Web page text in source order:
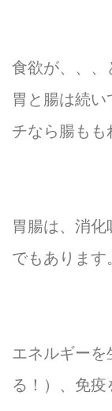
食欲が、、、
胃と腸は続
チなら腸もも
胃腸は、消
でもあります。
エネルギー
る！）、免疫